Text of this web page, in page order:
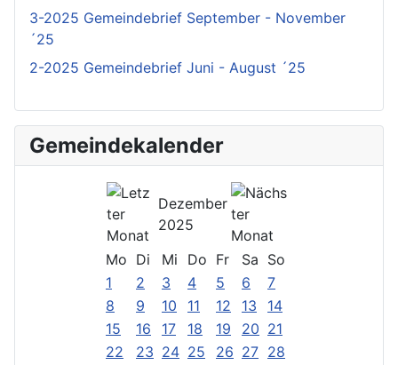
3-2025 Gemeindebrief September - November
´25
2-2025 Gemeindebrief Juni - August ´25
Gemeindekalender
Dezember
2025
Mo Di Mi Do Fr Sa So
1
2 3 4 5 6
7
8
9 10 11 12 13
14
15
16 17 18 19 20 21
22
23 24 25 26 27 28